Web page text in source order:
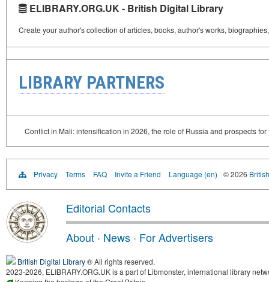
ELIBRARY.ORG.UK - British Digital Library
Create your author's collection of articles, books, author's works,
LIBRARY PARTNERS
Conflict in Mali: intensification in 2026, the role of Russia and prospects for
Privacy Terms FAQ Invite a Friend Language (en) © 2026
Editorial Contacts
About · News · For Advertisers
British Digital Library® All rights reserved.
2023-2026, ELIBRARY.ORG.UK is a part of Libmonster, international library